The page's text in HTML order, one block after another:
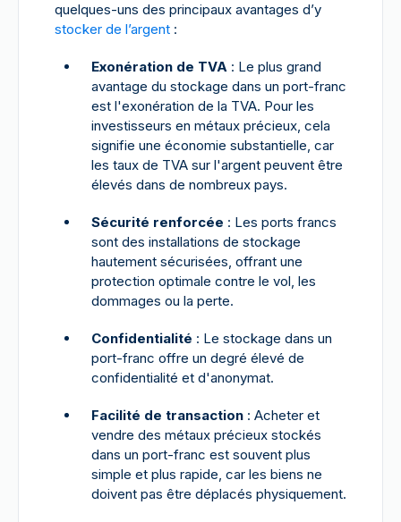
quelques-uns des principaux avantages d’y
stocker de l’argent :
Exonération de TVA : Le plus grand
avantage du stockage dans un port-franc
est l'exonération de la TVA. Pour les
investisseurs en métaux précieux, cela
signifie une économie substantielle, car
les taux de TVA sur l'argent peuvent être
élevés dans de nombreux pays.
Sécurité renforcée : Les ports francs
sont des installations de stockage
hautement sécurisées, offrant une
protection optimale contre le vol, les
dommages ou la perte.
Confidentialité : Le stockage dans un
port-franc offre un degré élevé de
confidentialité et d'anonymat.
Facilité de transaction : Acheter et
vendre des métaux précieux stockés
dans un port-franc est souvent plus
simple et plus rapide, car les biens ne
doivent pas être déplacés physiquement.